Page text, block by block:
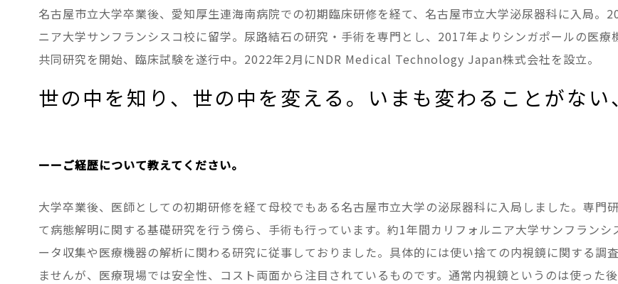
名古屋市立大学卒業後、愛知厚生連海南病院での初期臨床研修を経て、名古屋市立大学泌尿器科に入局
ニア大学サンフランシスコ校に留学。尿路結石の研究・手術を専門とし、2017年よりシンガポールの医
共同研究を開始、臨床試験を遂行中。2022年2月にNDR Medical Technology Japan株式会社を設立。
世の中を知り、世の中を変える。いまも変わることがない
ーーご経歴について教えてください。
大学卒業後、医師としての初期研修を経て母校でもある名古屋市立大学の泌尿器科に入局しました。専門
て病態解明に関する基礎研究を行う傍ら、手術も行っています。約1年間カリフォルニア大学サンフラン
ータ収集や医療機器の解析に関わる研究に従事しておりました。具体的には使い捨ての内視鏡に関する調
ませんが、医療現場では安全性、コスト両面から注目されているものです。通常内視鏡というのは使った